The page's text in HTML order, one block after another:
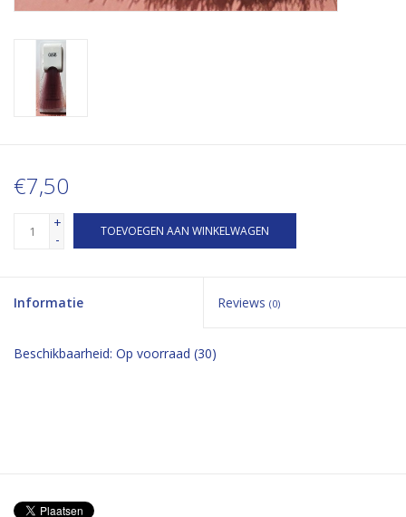
€7,50
+
-
TOEVOEGEN AAN WINKELWAGEN
Informatie Reviews (0)
Beschikbaarheid: Op voorraad (30)